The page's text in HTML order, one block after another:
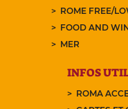
ROME FREE/
FOOD AND
MER
INFOS
ROMA